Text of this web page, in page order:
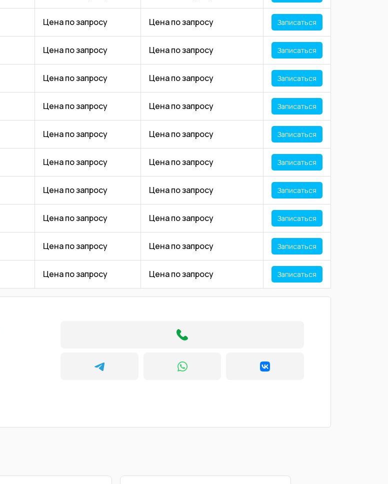
Цена по запросу Цена по запросу Записаться
Цена по запросу Цена по запросу Записаться
Цена по запросу Цена по запросу Записаться
Цена по запросу Цена по запросу Записаться
Цена по запросу Цена по запросу Записаться
Цена по запросу Цена по запросу Записаться
Цена по запросу Цена по запросу Записаться
Цена по запросу Цена по запросу Записаться
Цена по запросу Цена по запросу Записаться
Цена по запросу Цена по запросу Записаться